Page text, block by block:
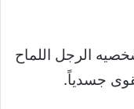
الرجل اللماح
جسدياً.